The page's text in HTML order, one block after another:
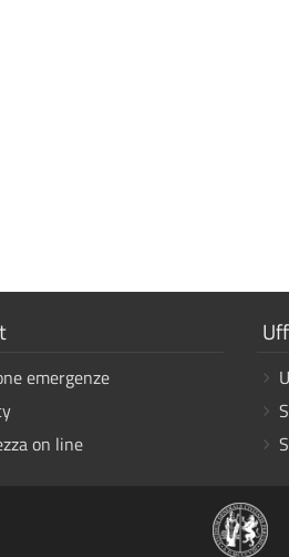
emergenze
on line
link